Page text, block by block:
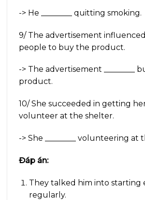
-> He ________ quitting smoking.
9/ The advertisement
people to buy the product.
-> The advertisement ________
product.
10/ She succeeded in getting
volunteer at the shelter.
-> She ________ volunteering at
Đáp án:
They talked him into starting
regularly.